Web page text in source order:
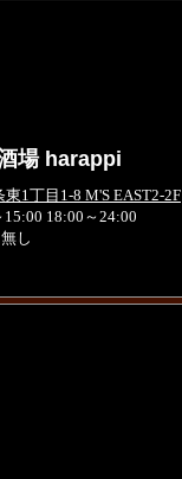
場 harappi
1丁目1-8 M'S EAST2-2F
15:00 18:00～24:00
し